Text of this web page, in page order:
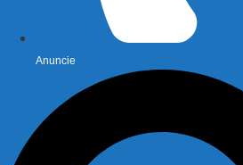
Anuncie